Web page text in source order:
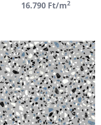
16.790 Ft/m2